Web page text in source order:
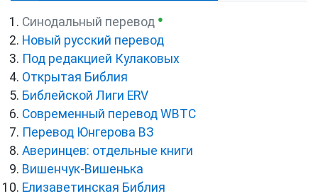
Синодальный перевод ●
Новый русский перевод
Под редакцией Кулаковых
Открытая Библия
Библейской Лиги ERV
Cовременный перевод WBTC
Перевод Юнгерова ВЗ
Аверинцев: отдельные книги
Вишенчук-Вишенька
Елизаветинская Библия